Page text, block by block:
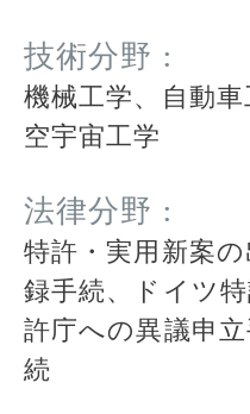
技術分野 :
機械工学、自動
空宇宙工学
法律分野 :
特許・実用新案
録手続、ドイツ
許庁への異議申
続